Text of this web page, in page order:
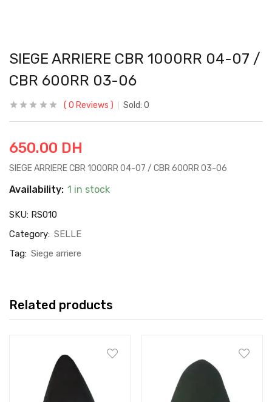
SIEGE ARRIERE CBR 1000RR 04-07 /
CBR 600RR 03-06
0 Reviews Sold: 0
650.00 DH
SIEGE ARRIERE CBR 1000RR 04-07 / CBR 600RR 03-06
Availability: 1 in stock
SKU: RS010
Category: SELLE
Tag: Siege arriere
Related products